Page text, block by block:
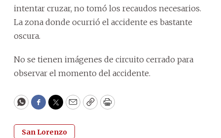
intentar cruzar, no tomó los recaudos necesarios.
La zona donde ocurrió el accidente es bastante
oscura.
No se tienen imágenes de circuito cerrado para
observar el momento del accidente.
WhatsApp
Facebook
Twitter
EmailCopyPrint
San Lorenzo